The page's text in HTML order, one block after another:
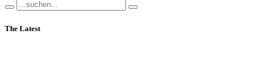
The Latest